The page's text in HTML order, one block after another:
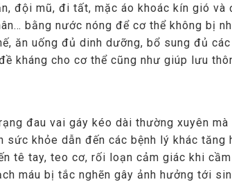
đội mũ, đi tất, mặc áo khoác kín gió
bằng nước nóng để cơ thể không bị
ăn uống đủ dinh dưỡng, bổ sung đủ
kháng cho cơ thể cũng như giúp lưu
đau vai gáy kéo dài thường xuyên
sức khỏe dẫn đến các bệnh lý khác
tê tay, teo cơ, rối loạn cảm giác khi
máu bị tắc nghẽn gây ảnh hưởng tới